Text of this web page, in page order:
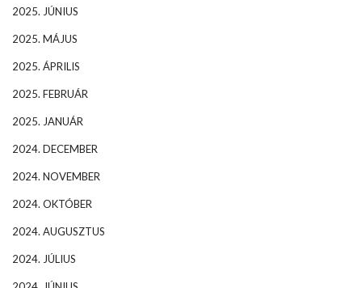
2025. JÚNIUS
2025. MÁJUS
2025. ÁPRILIS
2025. FEBRUÁR
2025. JANUÁR
2024. DECEMBER
2024. NOVEMBER
2024. OKTÓBER
2024. AUGUSZTUS
2024. JÚLIUS